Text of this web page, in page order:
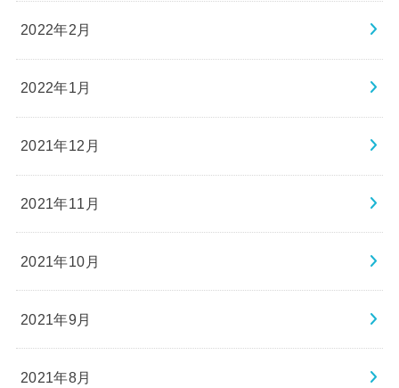
2022年2月
2022年1月
2021年12月
2021年11月
2021年10月
2021年9月
2021年8月